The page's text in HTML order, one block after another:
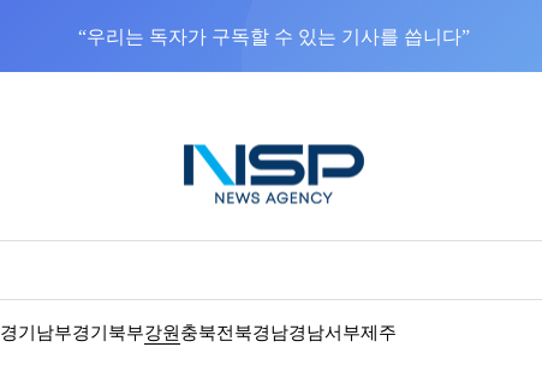
“우리는 독자가 구독할 수 있는 기사를 씁니다”
경기남부경기북부강원 충북전북경남경남서부제주